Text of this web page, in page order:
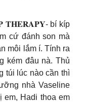
𝐓𝐇𝐄𝐑𝐀𝐏𝐘- bí kíp
cứ đánh son mà
môi lắm í. Tính ra
kém đâu nà. Thủ
túi lúc nào cần thì
nhà Vaseline
em, Hadi thoa em